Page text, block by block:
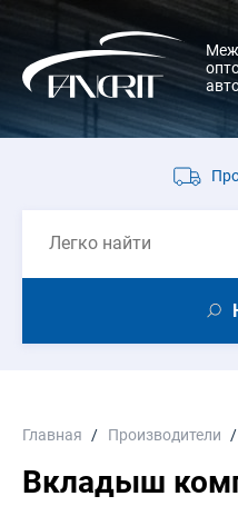
Главная Производители
Вкладыш